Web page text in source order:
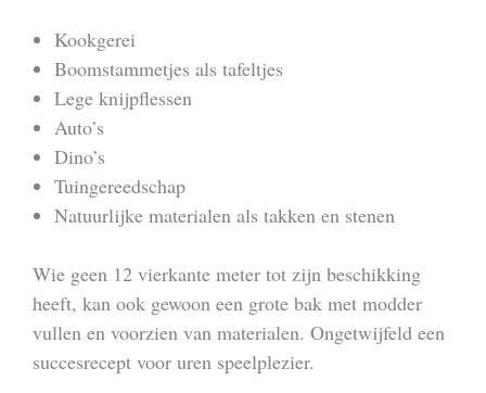
Kookgerei
Boomstammetjes als tafeltjes
Lege knijpflessen
Auto’s
Dino’s
Tuingereedschap
Natuurlijke materialen als takken en stenen
Wie geen 12 vierkante meter tot zijn beschikking
heeft, kan ook gewoon een grote bak met modder
vullen en voorzien van materialen. Ongetwijfeld een
succesrecept voor uren speelplezier.